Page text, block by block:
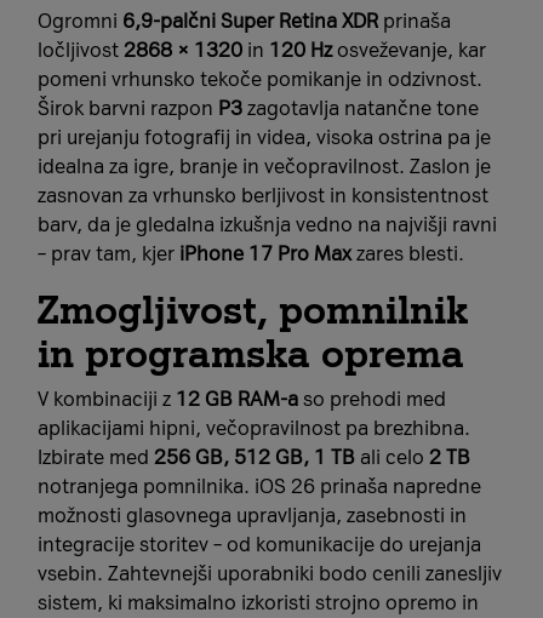
Ogromni 6,9-palčni Super Retina XDR prinaša
ločljivost 2868 × 1320 in 120 Hzosveževanje, kar
pomeni vrhunsko tekoče pomikanje in odzivnost.
Širok barvni razpon P3 zagotavlja natančne tone
pri urejanju fotografij in videa, visoka ostrina pa je
idealna za igre, branje in večopravilnost. Zaslon je
zasnovan za vrhunsko berljivost in konsistentnost
barv, da je gledalna izkušnja vedno na najvišji ravni
– prav tam, kjer iPhone 17 Pro Maxzares blesti.
Zmogljivost, pomnilnik
in programska oprema
V kombinaciji z 12 GB RAM-a so prehodi med
aplikacijami hipni, večopravilnost pa brezhibna.
Izbirate med 256 GB, 512 GB, 1 TB ali celo 2 TB
notranjega pomnilnika. iOS 26 prinaša napredne
možnosti glasovnega upravljanja, zasebnosti in
integracije storitev – od komunikacije do urejanja
vsebin. Zahtevnejši uporabniki bodo cenili zanesljiv
sistem, ki maksimalno izkoristi strojno opremo in